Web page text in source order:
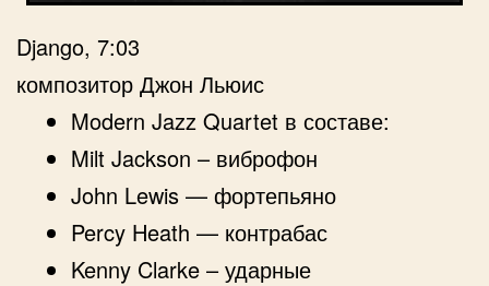
Django, 7:03
композитор Джон Льюис
Modern Jazz Quartet в составе:
Milt Jackson – виброфон
John Lewis — фортепьяно
Percy Heath — контрабас
Kenny Clarke – ударные